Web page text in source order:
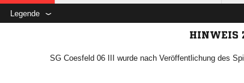
Legende
HINWEIS
SG Coesfeld 06 III wurde nach Veröffentlichung des